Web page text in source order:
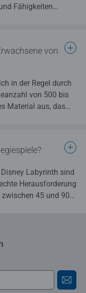
Fähigkeiten
von
in der Regel durch
von 500 bis
Material aus, das
Labyrinth sind
Herausforderung
45 und 90